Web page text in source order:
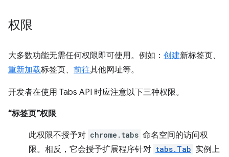
权限
大多数功能无需任何权限即可使用。例如： 创建新标签页、
重新加载标签页、 前往其他网址等。
开发者在使用 Tabs API 时应注意以下三种权限。
“标签页”权限
此权限不授予对 chrome.tabs 命名空间的访问权
限。相反，它会授予扩展程序针对 tabs.Tab 实例上